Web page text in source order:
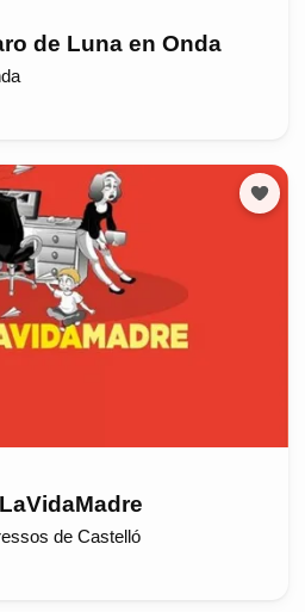
de Luna en Onda
de Castelló